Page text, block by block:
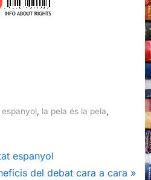
espanyol la pela és la pela
espanyol
del debat cara a cara